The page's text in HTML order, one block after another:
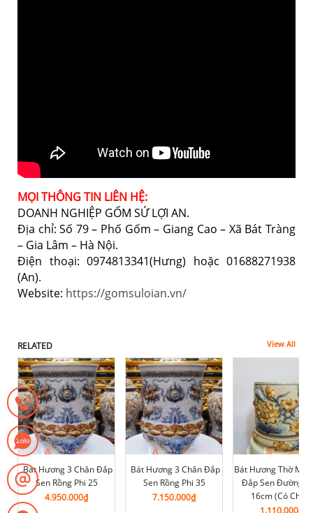
MỌI THÔNG TIN LIÊN HỆ:
DOANH NGHIỆP GỐM SỨ LỢI AN.
Địa chỉ: Số 79 – Phố Gốm – Giang Cao – Xã Bát Tràng
– Gia Lâm – Hà Nội.
Điện thoại: 0974813341(Hưng) hoặc 01688271938
(An).
Website: https://gomsuloian.vn/
RELATED View All
Bát Hương 3 Chân Đắp
Sen Rồng Phi 25
4.950.000₫
Bát Hương 3 Chân Đắp
Sen Rồng Phi 35
7.150.000₫
Bát Hương Thờ
Đắp Sen Đường
16cm (có Chân)